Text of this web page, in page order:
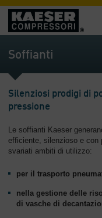
Prodotti
-
Riepilogo
-
Riepilogo
Servizi
-
-
Riepilogo
Soffianti
Silenziosi prodigi di
pressione
Le soffianti Kaeser
efficiente, silenzioso e con
svariati ambiti di utilizzo:
per il trasporto
nella gestione delle
di vasche di